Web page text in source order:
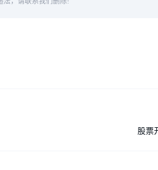
股票